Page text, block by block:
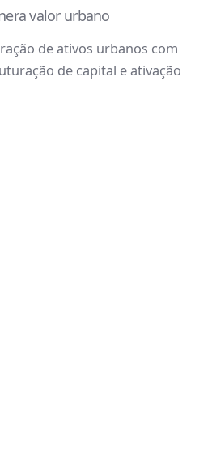
valor urbano
de ativos urbanos com
de capital e ativação